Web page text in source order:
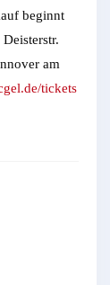
beginnt
am
tickets